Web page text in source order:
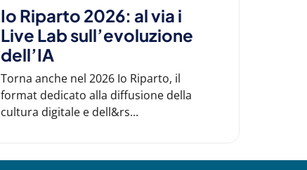
Io Riparto 2026: al via i
Live Lab sull’evoluzione
dell’IA
Torna anche nel 2026 Io Riparto, il
format dedicato alla diffusione della
cultura digitale e dell&rs...